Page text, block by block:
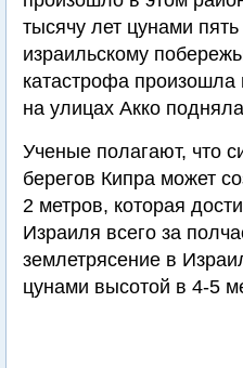
тысячу лет цунами
израильскому
катастрофа произошла
на улицах Акко
Ученые полагают, что
берегов Кипра может
2 метров, которая
Израиля всего за
землетрясение в
цунами высотой в 4-5